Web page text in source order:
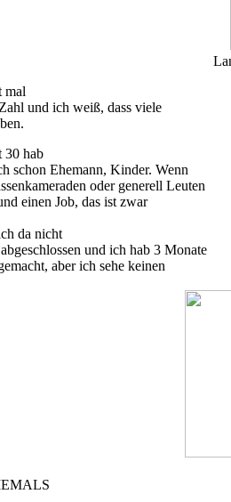
mal
und ich weiß, dass viele
30 hab
schon Ehemann, Kinder. Wenn
oder generell Leuten
einen Job, das ist zwar
da nicht
und ich hab 3 Monate
aber ich sehe keinen